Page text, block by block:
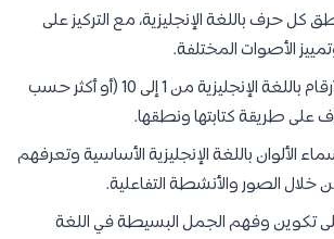
كل حرف باللغة الإنجليزية، مع التركيز على
الأصوات المختلفة.
تعليم الأطفال الأرقام باللغة الإنجليزية من 1 إلى 10 (أو أكثر حسب
على طريقة كتابتها ونطقها.
الألوان باللغة الإنجليزية الأساسية وتعرفهم
خلال الصور والأنشطة التفاعلية.
تكوين وفهم الجمل البسيطة في اللغة